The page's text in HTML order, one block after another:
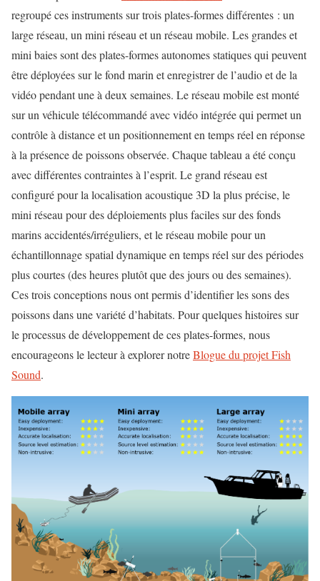
regroupé ces instruments sur trois plates-formes différentes : un
large réseau, un mini réseau et un réseau mobile. Les grandes et
mini baies sont des plates-formes autonomes statiques qui peuvent
être déployées sur le fond marin et enregistrer de l’audio et de la
vidéo pendant une à deux semaines. Le réseau mobile est monté
sur un véhicule télécommandé avec vidéo intégrée qui permet un
contrôle à distance et un positionnement en temps réel en réponse
à la présence de poissons observée. Chaque tableau a été conçu
avec différentes contraintes à l’esprit. Le grand réseau est
configuré pour la localisation acoustique 3D la plus précise, le
mini réseau pour des déploiements plus faciles sur des fonds
marins accidentés/irréguliers, et le réseau mobile pour un
échantillonnage spatial dynamique en temps réel sur des périodes
plus courtes (des heures plutôt que des jours ou des semaines).
Ces trois conceptions nous ont permis d’identifier les sons des
poissons dans une variété d’habitats. Pour quelques histoires sur
le processus de développement de ces plates-formes, nous
encourageons le lecteur à explorer notreBlogue du projet Fish
Sound.